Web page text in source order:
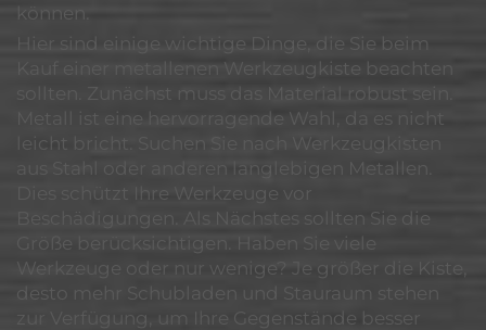
können.
Hier sind einige wichtige Dinge, die Sie beim
Kauf einer metallenen Werkzeugkiste beachten
sollten. Zunächst muss das Material robust sein.
Metall ist eine hervorragende Wahl, da es nicht
leicht bricht. Suchen Sie nach Werkzeugkisten
aus Stahl oder anderen langlebigen Metallen.
Dies schützt Ihre Werkzeuge vor
Beschädigungen. Als Nächstes sollten Sie die
Größe berücksichtigen. Haben Sie viele
Werkzeuge oder nur wenige? Je größer die Kiste,
desto mehr Schubladen und Stauraum stehen
zur Verfügung, um Ihre Gegenstände besser